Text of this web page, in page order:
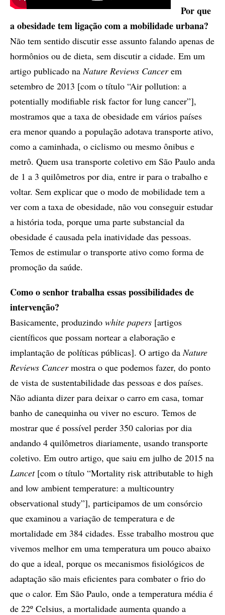
Por que
a obesidade tem ligação com a mobilidade urbana?
Não tem sentido discutir esse assunto falando apenas de
hormônios ou de dieta, sem discutir a cidade. Em um
artigo publicado naNature Reviews Cancerem
setembro de 2013 [com o título “Air pollution: a
potentially modifiable risk factor for lung cancer”],
mostramos que a taxa de obesidade em vários países
era menor quando a população adotava transporte ativo,
como a caminhada, o ciclismo ou mesmo ônibus e
metrô. Quem usa transporte coletivo em São Paulo anda
de 1 a 3 quilômetros por dia, entre ir para o trabalho e
voltar. Sem explicar que o modo de mobilidade tem a
ver com a taxa de obesidade, não vou conseguir estudar
a história toda, porque uma parte substancial da
obesidade é causada pela inatividade das pessoas.
Temos de estimular o transporte ativo como forma de
promoção da saúde.
Como o senhor trabalha essas possibilidades de
intervenção?
Basicamente, produzindo white papers [artigos
científicos que possam nortear a elaboração e
implantação de políticas públicas]. O artigo daNature
Reviews Cancermostra o que podemos fazer, do ponto
de vista de sustentabilidade das pessoas e dos países.
Não adianta dizer para deixar o carro em casa, tomar
banho de canequinha ou viver no escuro. Temos de
mostrar que é possível perder 350 calorias por dia
andando 4 quilômetros diariamente, usando transporte
coletivo. Em outro artigo, que saiu em julho de 2015 na
Lancet[com o título “Mortality risk attributable to high
and low ambient temperature: a multicountry
observational study”], participamos de um consórcio
que examinou a variação de temperatura e de
mortalidade em 384 cidades. Esse trabalho mostrou que
vivemos melhor em uma temperatura um pouco abaixo
do que a ideal, porque os mecanismos fisiológicos de
adaptação são mais eficientes para combater o frio do
que o calor. Em São Paulo, onde a temperatura média é
de 22º Celsius, a mortalidade aumenta quando a